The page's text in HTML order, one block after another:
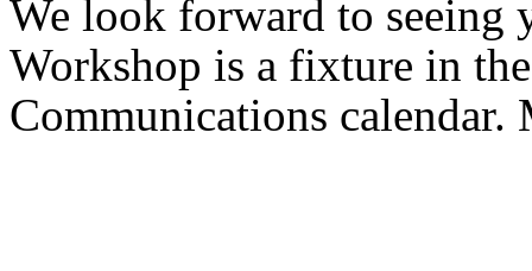
We look forward to seeing
Workshop is a fixture in
Communications